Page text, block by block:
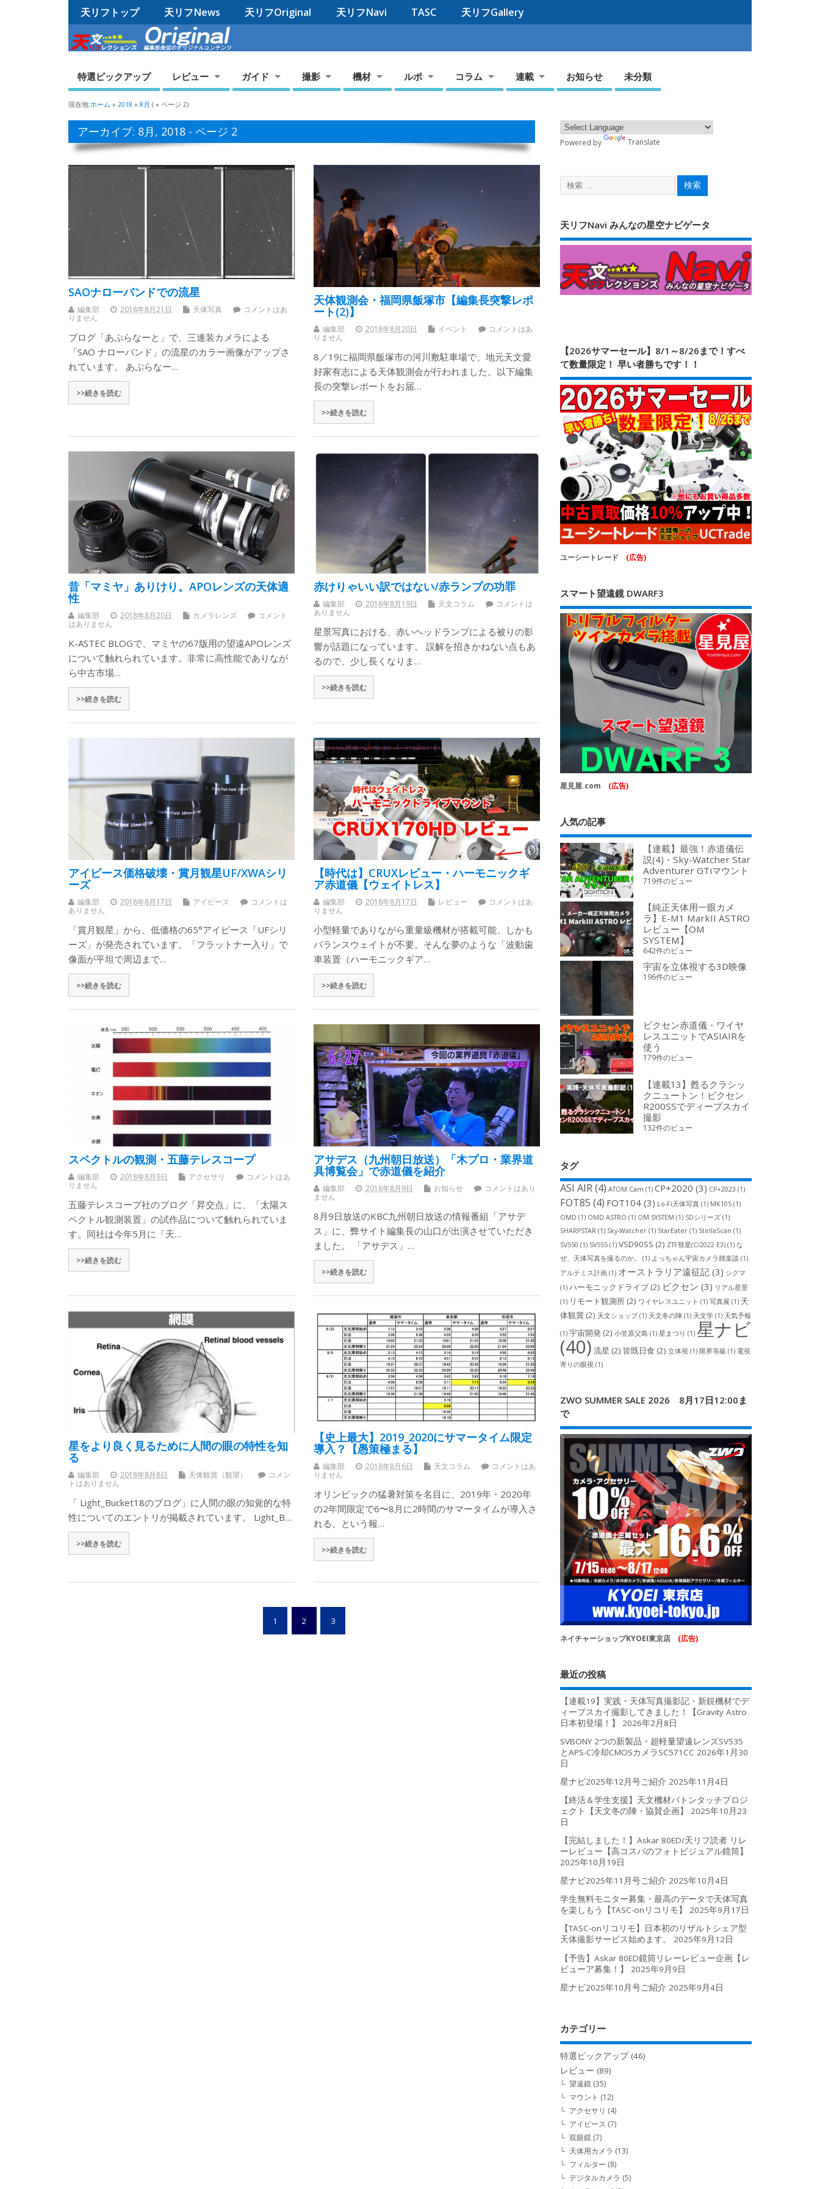
天リフトップ 天リフNews 天リフOriginal 天リフNavi TASC 天リフGallery
特選ピックアップ レビュー ガイド 撮影 機材 ルポ コラム 連載 お知らせ 未分類
現在地:ホーム » 2018 » 8月 ( » ページ 2)
アーカイブ: 8月, 2018 - ページ 2
SAOナローバンドでの流星
編集部 2018年8月21日 天体写真
コメントはあ
りません
ブログ「あぷらなーと」で、三連装カメラによる
「SAO ナローバンド」の流星のカラー画像がアップさ
れています。 あぷらなー…
>>続きを読む
天体観測会・福岡県飯塚市【編集長突撃レポ
ート(2)】
編集部 2018年8月20日 イベント
コメントはあ
りません
8／19に福岡県飯塚市の河川敷駐車場で、地元天文愛
好家有志による天体観測会が行われました。以下編集
長の突撃レポートをお届…
>>続きを読む
昔「マミヤ」ありけり。APOレンズの天体適
性
編集部 2018年8月20日 カメラレンズ
コメント
はありません
K-ASTEC BLOGで、マミヤの67版用の望遠APOレンズ
について触れられています。非常に高性能でありなが
ら中古市場…
>>続きを読む
赤けりゃいい訳ではない/赤ランプの功罪
編集部 2018年8月19日 天文コラム
コメントは
ありません
星景写真における、赤いヘッドランプによる被りの影
響が話題になっています。 誤解を招きかねない点もあ
るので、少し長くなりま…
>>続きを読む
アイピース価格破壊・賞月観星UF/XWAシリ
ーズ
編集部 2018年8月17日 アイピース
コメントは
ありません
「賞月観星」から、低価格の65°アイピース「UFシリ
ーズ」が発売されています。「フラットナー入り」で
像面が平坦で周辺まで…
>>続きを読む
【時代は】CRUXレビュー・ハーモニックギ
ア赤道儀【ウェイトレス】
編集部 2018年8月17日 レビュー
コメントはあ
りません
小型軽量でありながら重量級機材が搭載可能、しかも
バランスウェイトが不要。そんな夢のような「波動歯
車装置（ハーモニックギア…
>>続きを読む
スペクトルの観測・五藤テレスコープ
編集部 2018年8月9日 アクセサリ
コメントはあ
りません
五藤テレスコープ社のブログ「昇交点」に、「太陽ス
ペクトル観測装置」の試作品について触れられていま
す。同社は今年5月に「天…
>>続きを読む
アサデス（九州朝日放送）「木プロ・業界道
具博覧会」で赤道儀を紹介
編集部 2018年8月9日 お知らせ
コメントはあり
ません
8月9日放送のKBC九州朝日放送の情報番組「アサデ
ス」に、弊サイト編集長の山口が出演させていただき
ました。 「アサデス」…
>>続きを読む
星をより良く見るために人間の眼の特性を知
る
編集部 2018年8月8日 天体観賞（観望）
コメン
トはありません
「 Light_Bucket18のブログ」に人間の眼の知覚的な特
性についてのエントリが掲載されています。 Light_B…
>>続きを読む
【史上最大】2019_2020にサマータイム限定
導入？【愚策極まる】
編集部 2018年8月6日 天文コラム
コメントはあ
りません
オリンピックの猛暑対策を名目に、2019年・2020年
の2年間限定で6〜8月に2時間のサマータイムが導入さ
れる、という報…
>>続きを読む
1 2 3
Powered by Translate
天リフNavi みんなの星空ナビゲータ
【2026サマーセール】8/1～8/26まで！すべ
て数量限定！ 早い者勝ちです！！
ユーシートレード (広告)
スマート望遠鏡 DWARF3
星見屋.com (広告)
人気の記事
【連載】最強！赤道儀伝
説(4)・Sky-Watcher Star
Adventurer GTiマウント
719件のビュー
【純正天体用一眼カメ
ラ】E-M1 MarkII ASTRO
レビュー【OM
SYSTEM】
642件のビュー
宇宙を立体視する3D映像
196件のビュー
ビクセン赤道儀・ワイヤ
レスユニットでASIAIRを
使う
179件のビュー
【連載13】甦るクラシッ
クニュートン！ビクセン
R200SSでディープスカイ
撮影
132件のビュー
タグ
ASI AIR(4) ATOM Cam (1) CP+2020 (3) CP+2023 (1)
FOT85 (4) FOT104 (3) Lo-Fi天体写真 (1) MK105 (1)
OMD (1) OMD ASTRO (1) OM SYSTEM (1) SDシリーズ (1)
SHARPSTAR (1) Sky-Watcher (1) StarEater (1) StellaScan (1)
SV550 (1) SV555 (1) VSD90SS (2) ZTF彗星(C/2022 E3) (1) な
ぜ、天体写真を撮るのか。
(1) よっちゃん宇宙カメラ雑楽談 (1)
アルテミス計画 (1) オーストラリア遠征記 (3) シグマ
(1) ハーモニックドライブ (2) ビクセン (3) リアル星景
(1) リモート観測所 (2) ワイヤレスユニット (1) 写真展 (1) 天
体観賞 (2) 天文ショップ(1) 天文冬の陣 (1) 天文学 (1) 天気予報
(1) 宇宙開発 (2) 小笠原父島 (1) 星まつり (1) 星ナビ
(40) 流星 (2) 皆既日食 (2) 立体視 (1) 限界等級 (1) 電視
寄りの眼視 (1)
ZWO SUMMER SALE 2026 8月17日12:00ま
で
ネイチャーショップKYOEI東京店 (広告)
最近の投稿
【連載19】実践・天体写真撮影記・新鋭機材でデ
ィープスカイ撮影してきました！【Gravity Astro
日本初登場！】
2026年2月8日
SVBONY 2つの新製品・超軽量望遠レンズSV535
とAPS-C冷却CMOSカメラSC571CC 2026年1月30
日
星ナビ2025年12月号ご紹介 2025年11月4日
【終活＆学生支援】天文機材バトンタッチプロジ
ェクト【天文冬の陣・協賛企画】
2025年10月23
日
【完結しました！】Askar 80ED/天リフ読者 リレ
ーレビュー【高コスパのフォトビジュアル鏡筒】
2025年10月19日
星ナビ2025年11月号ご紹介 2025年10月4日
学生無料モニター募集・最高のデータで天体写真
を楽しもう【TASC-onリコリモ】
2025年9月17日
【TASC-onリコリモ】日本初のリザルトシェア型
天体撮影サービス始めます。
2025年9月12日
【予告】Askar 80ED鏡筒リレーレビュー企画【レ
ビューア募集！】
2025年9月9日
星ナビ2025年10月号ご紹介 2025年9月4日
カテゴリー
特選ピックアップ(46)
レビュー (89)
望遠鏡 (35)
マウント (12)
アクセサリ (4)
アイピース (7)
双眼鏡 (7)
天体用カメラ (13)
フィルター (8)
デジタルカメラ (5)